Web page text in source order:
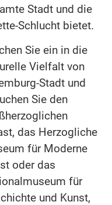
Stadt und die
Schlucht bietet.
Sie ein in die
Vielfalt von
Stadt und
Sie den
das Herzogliche
für Moderne
oder das
für
und Kunst,